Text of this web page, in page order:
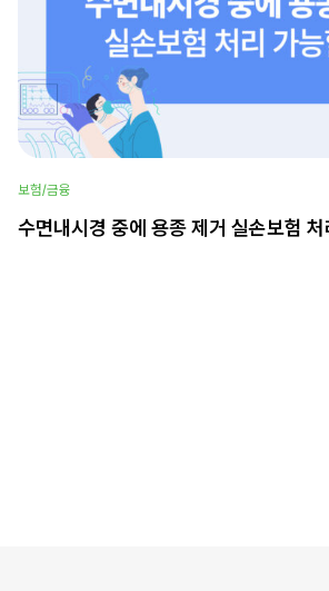
보험/금융
수면내시경 중에 용종 제거 실손보험